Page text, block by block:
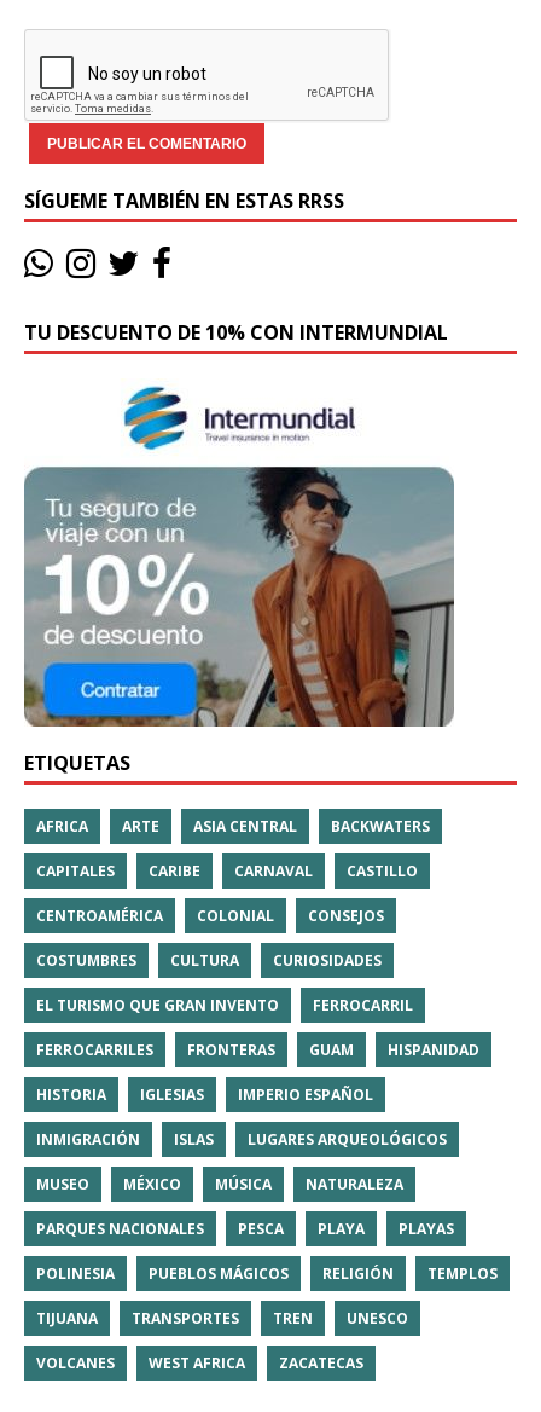
SÍGUEME TAMBIÉN EN ESTAS RRSS
TU DESCUENTO DE 10% CON INTERMUNDIAL
ETIQUETAS
AFRICA ARTE ASIA CENTRAL BACKWATERS
CAPITALES CARIBE CARNAVAL CASTILLO
CENTROAMÉRICA COLONIAL CONSEJOS
COSTUMBRES CULTURA CURIOSIDADES
EL TURISMO QUE GRAN INVENTO FERROCARRIL
FERROCARRILES FRONTERAS GUAM HISPANIDAD
HISTORIA IGLESIAS IMPERIO ESPAÑOL
INMIGRACIÓN ISLAS LUGARES ARQUEOLÓGICOS
MUSEO MÉXICO MÚSICA NATURALEZA
PARQUES NACIONALES PESCA PLAYA PLAYAS
POLINESIA PUEBLOS MÁGICOS RELIGIÓN TEMPLOS
TIJUANA TRANSPORTES TREN UNESCO
VOLCANES WEST AFRICA ZACATECAS